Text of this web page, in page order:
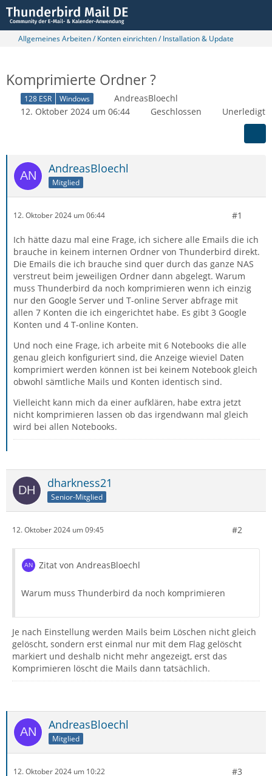
Allgemeines Arbeiten / Konten einrichten / Installation & Update
Komprimierte Ordner ?
128 ESR Windows
AndreasBloechl
12. Oktober 2024 um 06:44
Geschlossen Unerledigt
AndreasBloechl
Mitglied
12. Oktober 2024 um 06:44 #1
Ich hätte dazu mal eine Frage, ich sichere alle Emails die ich
brauche in keinem internen Ordner von Thunderbird direkt.
Die Emails die ich brauche sind quer durch das ganze NAS
verstreut beim jeweiligen Ordner dann abgelegt. Warum
muss Thunderbird da noch komprimieren wenn ich einzig
nur den Google Server und T-online Server abfrage mit
allen 7 Konten die ich eingerichtet habe. Es gibt 3 Google
Konten und 4 T-online Konten.
Und noch eine Frage, ich arbeite mit 6 Notebooks die alle
genau gleich konfiguriert sind, die Anzeige wieviel Daten
komprimiert werden können ist bei keinem Notebook gleich
obwohl sämtliche Mails und Konten identisch sind.
Vielleicht kann mich da einer aufklären, habe extra jetzt
nicht komprimieren lassen ob das irgendwann mal gleich
wird bei allen Notebooks.
dharkness21
Senior-Mitglied
12. Oktober 2024 um 09:45 #2
Zitat von AndreasBloechl
Warum muss Thunderbird da noch komprimieren
Je nach Einstellung werden Mails beim Löschen nicht gleich
gelöscht, sondern erst einmal nur mit dem Flag gelöscht
markiert und deshalb nicht mehr angezeigt, erst das
Komprimieren löscht die Mails dann tatsächlich.
AndreasBloechl
Mitglied
12. Oktober 2024 um 10:22 #3